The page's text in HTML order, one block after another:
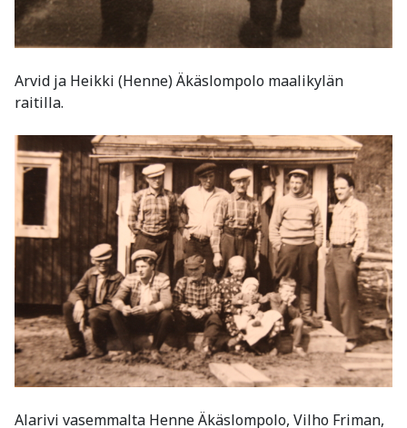
Arvid ja Heikki (Henne) Äkäslompolo maalikylän
raitilla.
Alarivi vasemmalta Henne Äkäslompolo, Vilho Friman,